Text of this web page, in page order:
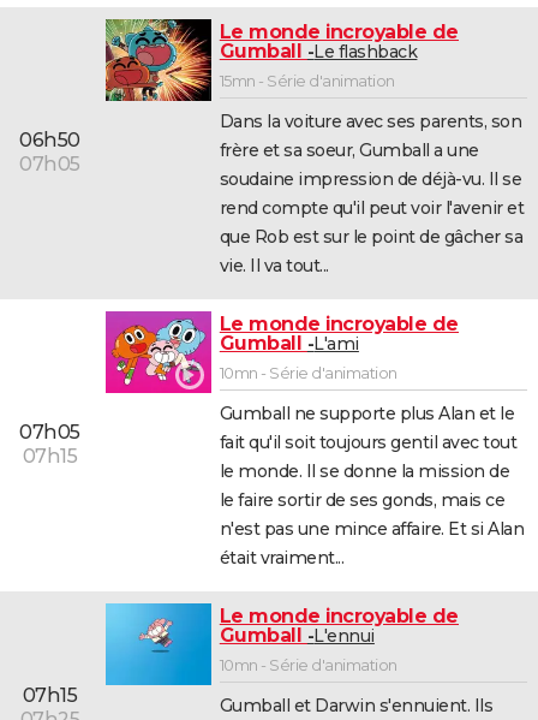
06h50
07h05
Le monde incroyable de
Gumball
Le flashback
15mn - Série d'animation
Dans la voiture avec ses parents, son
frère et sa soeur, Gumball a une
soudaine impression de déjà-vu. Il se
rend compte qu'il peut voir l'avenir et
que Rob est sur le point de gâcher sa
vie. Il va tout...
07h05
07h15
Le monde incroyable de
Gumball
L'ami
10mn - Série d'animation
Gumball ne supporte plus Alan et le
fait qu'il soit toujours gentil avec tout
le monde. Il se donne la mission de
le faire sortir de ses gonds, mais ce
n'est pas une mince affaire. Et si Alan
était vraiment...
07h15
Le monde incroyable de
Gumball
L'ennui
10mn - Série d'animation
Gumball et Darwin s'ennuient. Ils